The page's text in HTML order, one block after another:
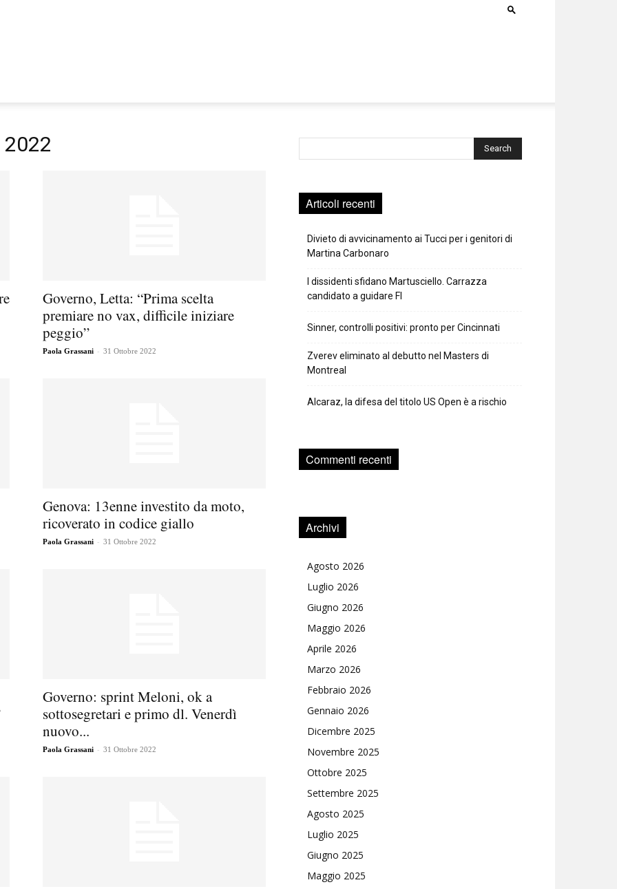
Governo, Letta: “Prima scelta
premiare no vax, difficile iniziare
peggio”
Paola Grassani - 31 Ottobre 2022
Genova: 13enne investito da moto,
ricoverato in codice giallo
Paola Grassani - 31 Ottobre 2022
Governo: sprint Meloni, ok a
sottosegretari e primo dl. Venerdì
nuovo...
Paola Grassani - 31 Ottobre 2022
Articoli recenti
Divieto di avvicinamento ai Tucci per i genitori di
Martina Carbonaro
I dissidenti sfidano Martusciello. Carrazza
candidato a guidare FI
Sinner, controlli positivi: pronto per Cincinnati
Zverev eliminato al debutto nel Masters di
Montreal
Alcaraz, la difesa del titolo US Open è a rischio
Commenti recenti
Archivi
Agosto 2026
Luglio 2026
Giugno 2026
Maggio 2026
Aprile 2026
Marzo 2026
Febbraio 2026
Gennaio 2026
Dicembre 2025
Novembre 2025
Ottobre 2025
Settembre 2025
Agosto 2025
Luglio 2025
Giugno 2025
Maggio 2025